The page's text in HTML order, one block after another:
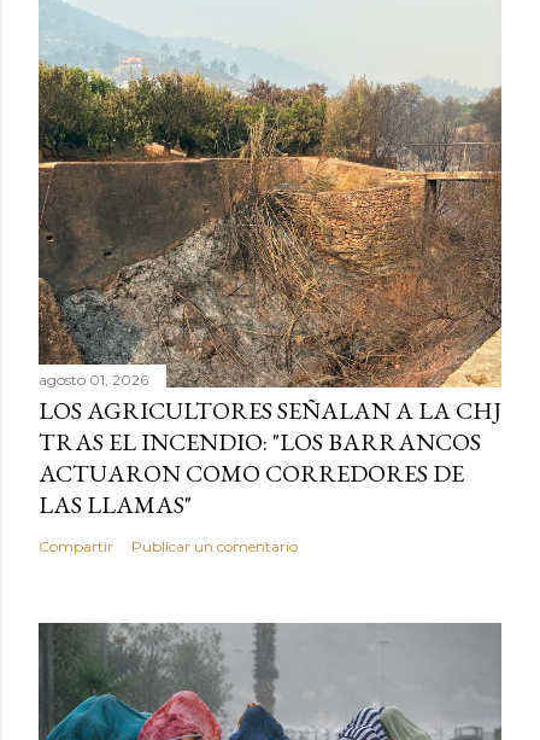
agosto 01, 2026
LOS AGRICULTORES SEÑALAN A LA CHJ
TRAS EL INCENDIO: "LOS BARRANCOS
ACTUARON COMO CORREDORES DE
LAS LLAMAS"
Compartir Publicar un comentario